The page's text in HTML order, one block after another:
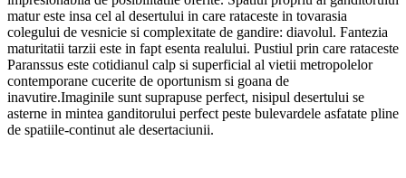
matur este insa cel al desertului in care rataceste in tovarasia
colegului de vesnicie si complexitate de gandire: diavolul. Fantezia
maturitatii tarzii este in fapt esenta realului. Pustiul prin care rataceste
Paranssus este cotidianul calp si superficial al vietii metropolelor
contemporane cucerite de oportunism si goana de
inavutire.Imaginile sunt suprapuse perfect, nisipul desertului se
asterne in mintea ganditorului perfect peste bulevardele asfatate pline
de spatiile-continut ale desertaciunii.